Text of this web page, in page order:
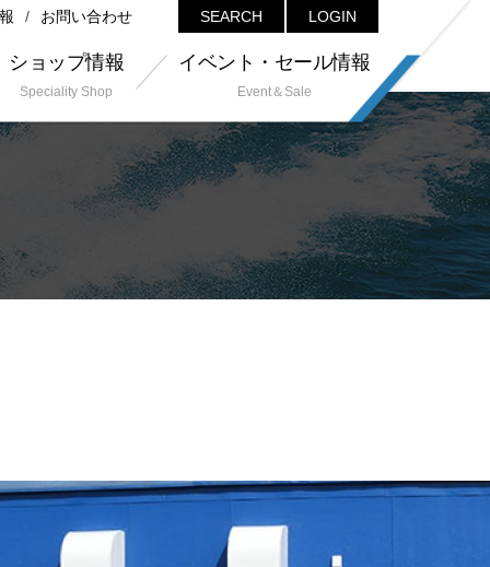
お問い合わせ SEARCH LOGIN
ショップ情報
Speciality Shop
イベント・セール情報
Event＆Sale